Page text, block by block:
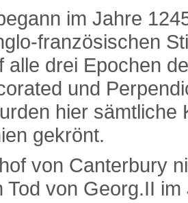
im Jahre
französischen
alle drei Epochen
und
hier sämtliche
gekrönt.
von Canterbury
Tod von Georg.II